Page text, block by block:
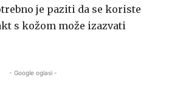
je paziti da se koriste
s kožom može izazvati
- Google oglasi -